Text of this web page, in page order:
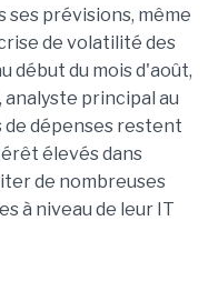
prévisions, même
de volatilité des
début du mois d'août,
principal au
de dépenses restent
élevés dans
de nombreuses
à niveau de leur IT